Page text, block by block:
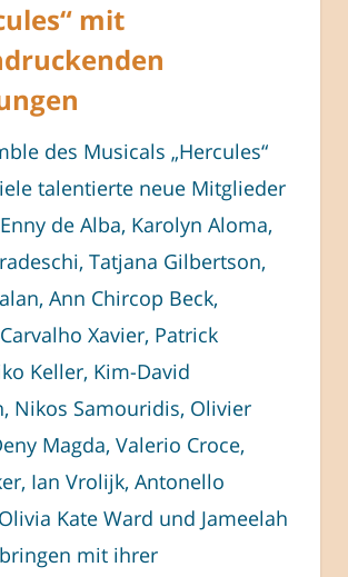
mit
des Musicals „Hercules“
talentierte neue Mitglieder
de Alba, Karolyn Aloma,
Tatjana Gilbertson,
Ann Chircop Beck,
Xavier, Patrick
Keller, Kim-David
Nikos Samouridis, Olivier
Magda, Valerio Croce,
Ian Vrolijk, Antonello
Kate Ward und Jameelah
mit ihrer